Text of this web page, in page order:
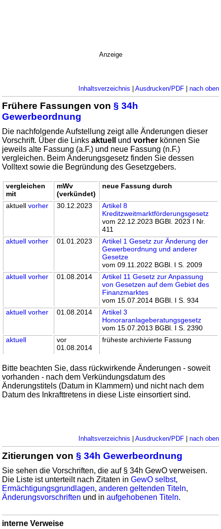
Anzeige
Inhaltsverzeichnis | Ausdrucken/PDF| nach oben
Frühere Fassungen von§ 34h
Gewerbeordnung
Die nachfolgende Aufstellung zeigt alle Änderungen dieser
Vorschrift. Über die Linksaktuell undvorher können Sie
jeweils alte Fassung (a.F.) und neue Fassung (n.F.)
vergleichen. Beim Änderungsgesetz finden Sie dessen
Volltext sowie die Begründung des Gesetzgebers.
vergleichen
mit
mWv
(verkündet)
neue Fassung durch
aktuellvorher 30.12.2023
Artikel 8
Kreditzweitmarktförderungsgesetz
vom 22.12.2023 BGBl. 2023 I Nr.
411
aktuell vorher 01.01.2023
Artikel 1 Gesetz zur Änderung der
Gewerbeordnung und anderer
Gesetze
vom 09.11.2022 BGBl. I S. 2009
aktuell vorher 01.08.2014
Artikel 11 Gesetz zur Anpassung
von Gesetzen auf dem Gebiet des
Finanzmarktes
vom 15.07.2014 BGBl. I S. 934
aktuell vorher 01.08.2014
Artikel 3
Honoraranlageberatungsgesetz
vom 15.07.2013 BGBl. I S. 2390
aktuell
vor
01.08.2014
früheste archivierte Fassung
Bitte beachten Sie, dass rückwirkende Änderungen - soweit
vorhanden - nach dem Verkündungsdatum des
Änderungstitels (Datum in Klammern) und nicht nach dem
Datum des Inkrafttretens in diese Liste einsortiert sind.
Inhaltsverzeichnis | Ausdrucken/PDF| nach oben
Zitierungen von§ 34h Gewerbeordnung
Sie sehen die Vorschriften, die auf § 34h GewO verweisen.
Die Liste ist unterteilt nach Zitaten inGewO selbst,
Ermächtigungsgrundlagen,anderen geltenden Titeln,
Änderungsvorschriften und inaufgehobenen Titeln.
interne Verweise